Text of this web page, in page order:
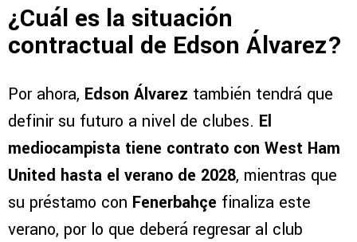
¿Cuál es la situación
contractual de Edson Álvarez?
Por ahora, Edson Álvarez también tendrá que
definir su futuro a nivel de clubes. El
mediocampista tiene contrato con West Ham
United hasta el verano de 2028, mientras que
su préstamo con Fenerbahçe finaliza este
verano, por lo que deberá regresar al club